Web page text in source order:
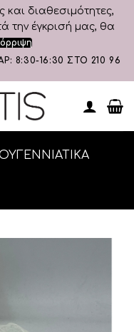
και διαθεσιμότητες,
την έγκρισή μας, θα
8:30-16:30 ΣΤΟ 210 96